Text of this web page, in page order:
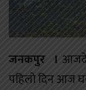
जनकपुर ।
पहिलो दिन आज